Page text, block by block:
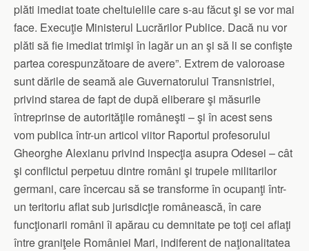
plăti imediat toate cheltuielile care s-au făcut şi se vor mai
face. Execuţie Ministerul Lucrărilor Publice. Dacă nu vor
plăti să fie imediat trimişi în lagăr un an şi să li se confişte
partea corespunzătoare de avere”. Extrem de valoroase
sunt dările de seamă ale Guvernatorului Transnistriei,
privind starea de fapt de după eliberare şi măsurile
întreprinse de autorităţile româneşti – şi în acest sens
vom publica într-un articol viitor Raportul profesorului
Gheorghe Alexianu privind inspecţia asupra Odesei – cât
şi conflictul perpetuu dintre români şi trupele militarilor
germani, care încercau să se transforme în ocupanţi într-
un teritoriu aflat sub jurisdicţie românească, în care
funcţionarii români îi apărau cu demnitate pe toţi cei aflaţi
între graniţele României Mari, indiferent de naţionalitatea